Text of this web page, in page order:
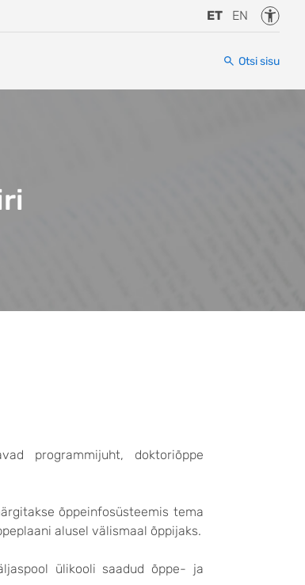
ET EN
Otsi sisu
programmijuht, doktoriõppe
õppeinfosüsteemis tema
alusel välismaal õppijaks.
ülikooli saadud õppe- ja